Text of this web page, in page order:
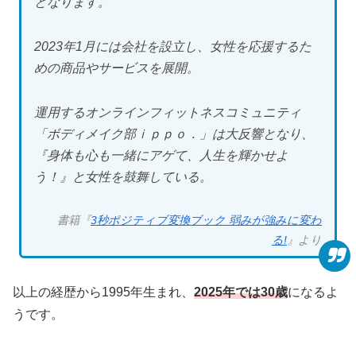
2023年1月には会社を設立し、女性を応援するた
めの商品やサービスを展開。
運用するオンラインフィットネスコミュニティ
「ボディメイク部ｉｐｐｏ．」は大反響となり、
『身体も心も一緒にアゲて、人生を輝かせよ
う！』と女性を鼓舞している。
書籍『3秒ポジティブ変換ブック 弱みが強みに変わ
る! 』より
以上の経歴から1995年生まれ、 2025年では30歳になるよ
うです。